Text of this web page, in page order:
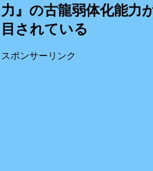
力』の古龍弱体化能力
目されている
スポンサーリンク